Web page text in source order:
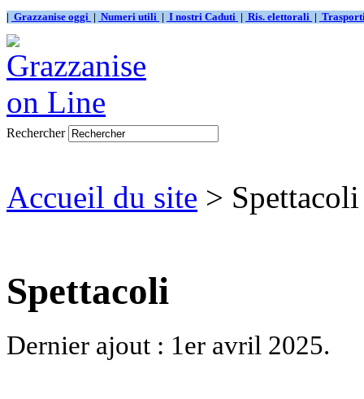
| Grazzanise oggi | Numeri utili | I nostri Caduti | Ris. elettorali |
Rechercher
Accueil du site > Spettacoli
Spettacoli
Dernier ajout : 1er avril 2025.